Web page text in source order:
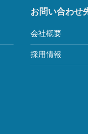
お問い合わせ
会社概要
採用情報